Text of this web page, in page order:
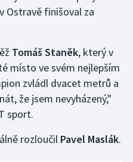
Ostravě finišoval za
Tomáš Staněk, který v
místo ve svém nejlepším
zvládl dvacet metrů a
že jsem nevyházený,"
sport.
rozloučil Pavel Maslák.